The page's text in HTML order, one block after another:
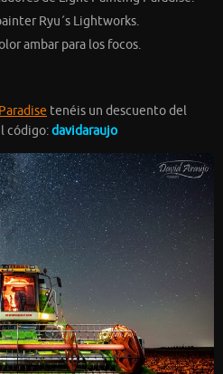
Ryu´s Lightworks.
ambar para los focos.
tenéis un descuento del
código:davidaraujo